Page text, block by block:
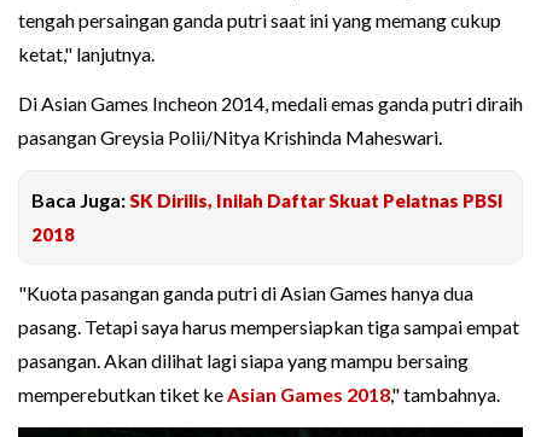
tengah persaingan ganda putri saat ini yang memang cukup
ketat," lanjutnya.
Di Asian Games Incheon 2014, medali emas ganda putri diraih
pasangan Greysia Polii/Nitya Krishinda Maheswari.
Baca Juga:SK Dirilis, Inilah Daftar Skuat Pelatnas PBSI
2018
"Kuota pasangan ganda putri di Asian Games hanya dua
pasang. Tetapi saya harus mempersiapkan tiga sampai empat
pasangan. Akan dilihat lagi siapa yang mampu bersaing
memperebutkan tiket keAsian Games 2018," tambahnya.